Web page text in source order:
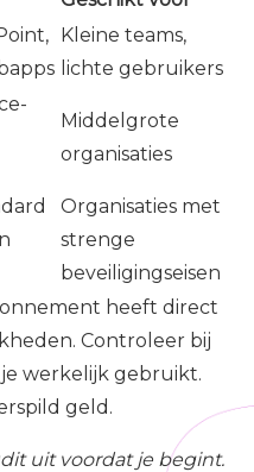
Kleine teams,
lichte gebruikers
Middelgrote
organisaties
Organisaties met
strenge
beveiligingseisen
heeft direct
Controleer bij
werkelijk gebruikt.
geld.
uit voordat je begint.